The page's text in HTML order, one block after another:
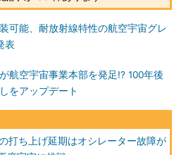
可能、耐放射線特性の航空宇宙グレ
表
航空宇宙事業本部を発足!? 100年後
をアップデート
打ち上げ延期はオシレーター故障が